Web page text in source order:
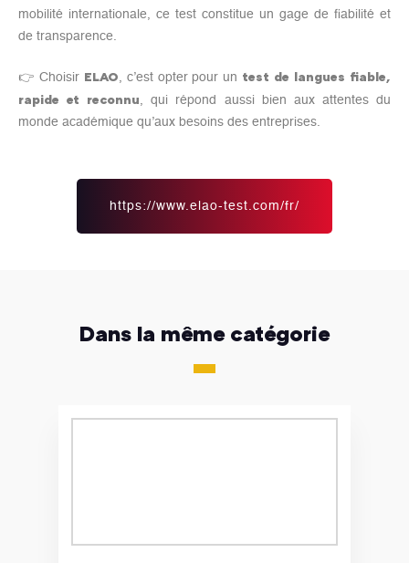
mobilité internationale, ce test constitue un gage de fiabilité et
de transparence.
👉 Choisir ELAO, c’est opter pour un test de langues fiable,
rapide et reconnu, qui répond aussi bien aux attentes du
monde académique qu’aux besoins des entreprises.
https://www.elao-test.com/fr/
Dans la même catégorie